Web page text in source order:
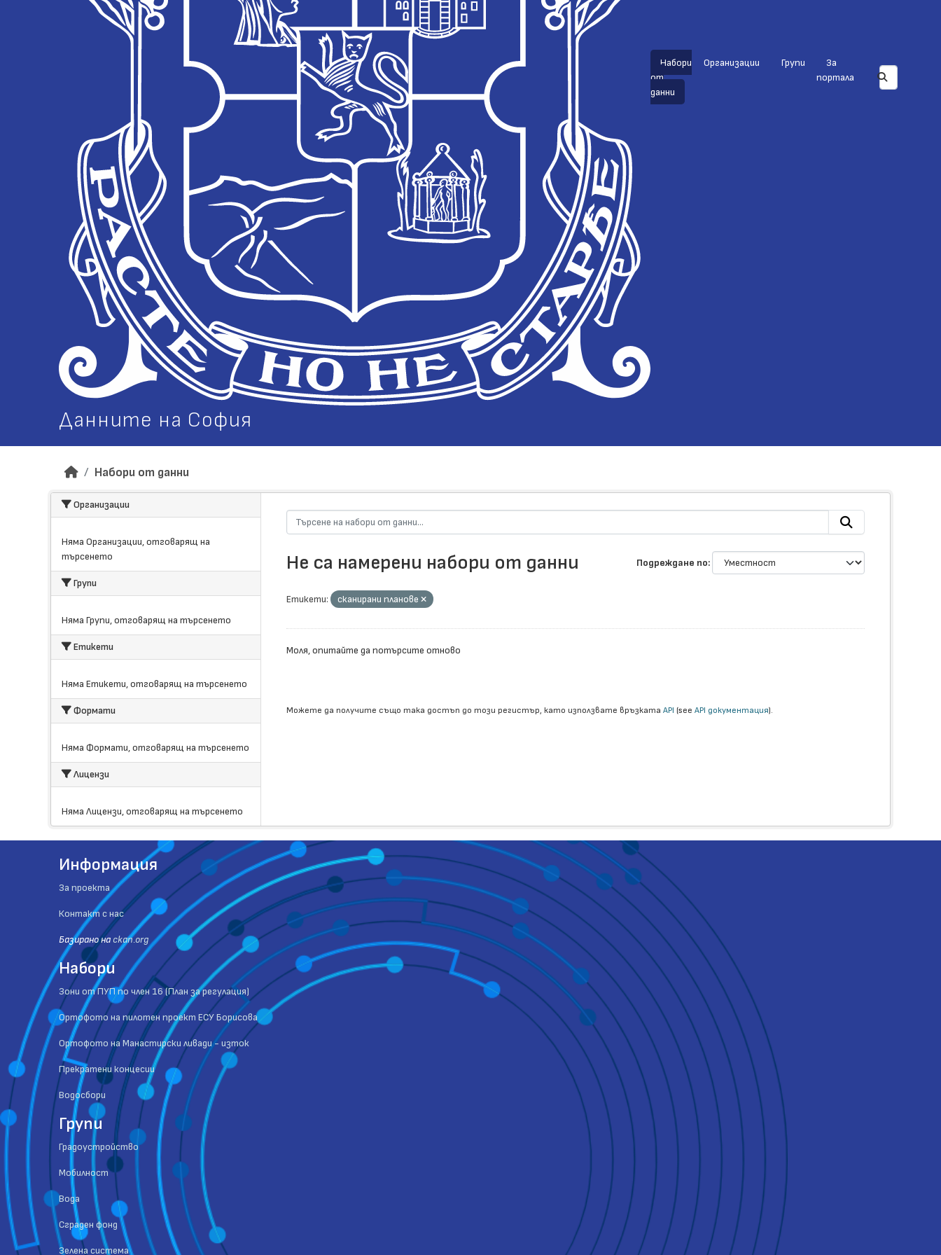
Данните на София
Набори
от
данни
Организации Групи
За
портала
Набори от данни
Организации
Няма Организации, отговарящ на
търсенето
Групи
Няма Групи, отговарящ на търсенето
Етикети
Няма Етикети, отговарящ на търсенето
Формати
Няма Формати, отговарящ на търсенето
Лицензи
Няма Лицензи, отговарящ на търсенето
Подреждане по
Не са намерени набори от данни
Етикети: сканирани планове
Моля, опитайте да потърсите отново
Можете да получите също така достъп до този регистър, като използвате връзката API (see API документация).
Информация
За проекта
Контакт с нас
Базиранo на ckan.org
Набори
Зони от ПУП по член 16 (План за регулация)
Ортофото на пилотен проект ЕСУ Борисова
Ортофото на Манастирски ливади - изток
Прекратени концесии
Водосбори
Групи
Градоустройство
Мобилност
Вода
Сграден фонд
Зелена система